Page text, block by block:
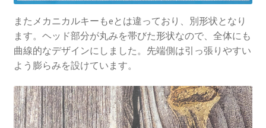
またメカニカルキーもeとは違っており、別形状となり
ます。ヘッド部分が丸みを帯びた形状なので、全体にも
曲線的なデザインにしました。先端側は引っ張りやすい
よう膨らみを設けています。